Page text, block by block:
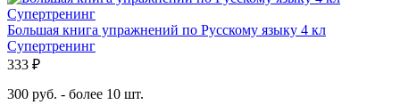
Большая книга упражнений по Русскому языку 4 кл
Супертренинг
333 ₽
300 руб. - более 10 шт.